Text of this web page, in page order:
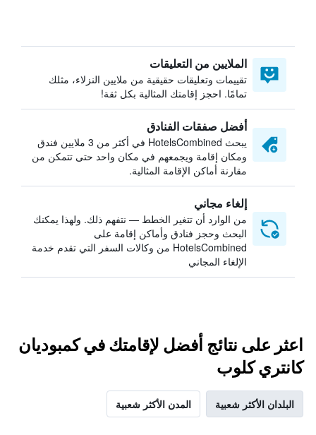
الملايين من التعليقات
تقييمات وتعليقات حقيقية من ملايين النزلاء، مثلك
تمامًا. احجز إقامتك المثالية بكل ثقة!
أفضل صفقات الفنادق
يبحث HotelsCombined في أكثر من 3 ملايين فندق
ومكان إقامة ويجمعهم في مكان واحد حتى تتمكن من
مقارنة أماكن الإقامة المثالية.
إلغاء مجاني
من الوارد أن تتغير الخطط — نتفهم ذلك. ولهذا يمكنك
البحث وحجز فنادق وأماكن إقامة على
HotelsCombined من وكالات السفر التي تقدم خدمة
الإلغاء المجاني
اعثر على نتائج أفضل لإقامتك في كمبوديان
كانتري كلوب
البلدان الأكثر شعبية المدن الأكثر شعبية